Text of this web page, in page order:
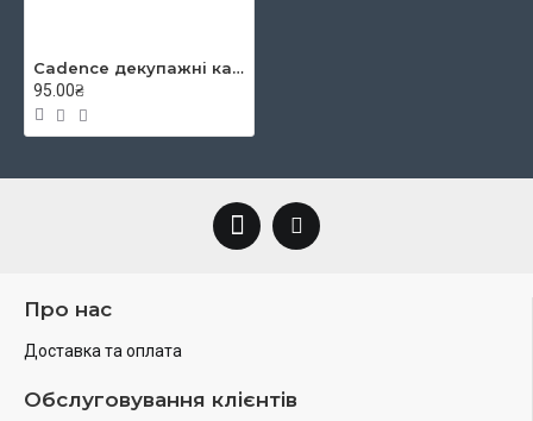
Cadence декупажні карти на рисовому папері Rice Paper Decoupage, А4, №81
95.00₴
Про нас
Доставка та оплата
Обслуговування клієнтів